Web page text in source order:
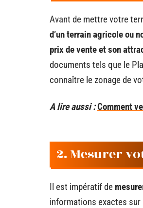
Avant de mettre votre
d’un terrain agricole ou
prix de vente et son
documents tels que le
connaître le zonage de
A lire aussi :Comment
2. Mesurer
Il est impératif de
informations exactes